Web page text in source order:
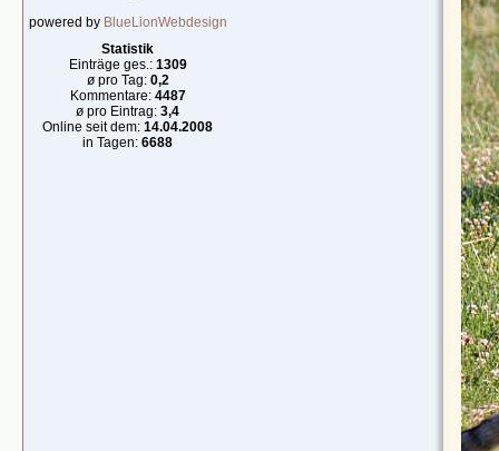
powered by BlueLionWebdesign
Statistik
Einträge ges.: 1309
ø pro Tag: 0,2
Kommentare: 4487
ø pro Eintrag:3,4
Online seit dem:14.04.2008
in Tagen:6688